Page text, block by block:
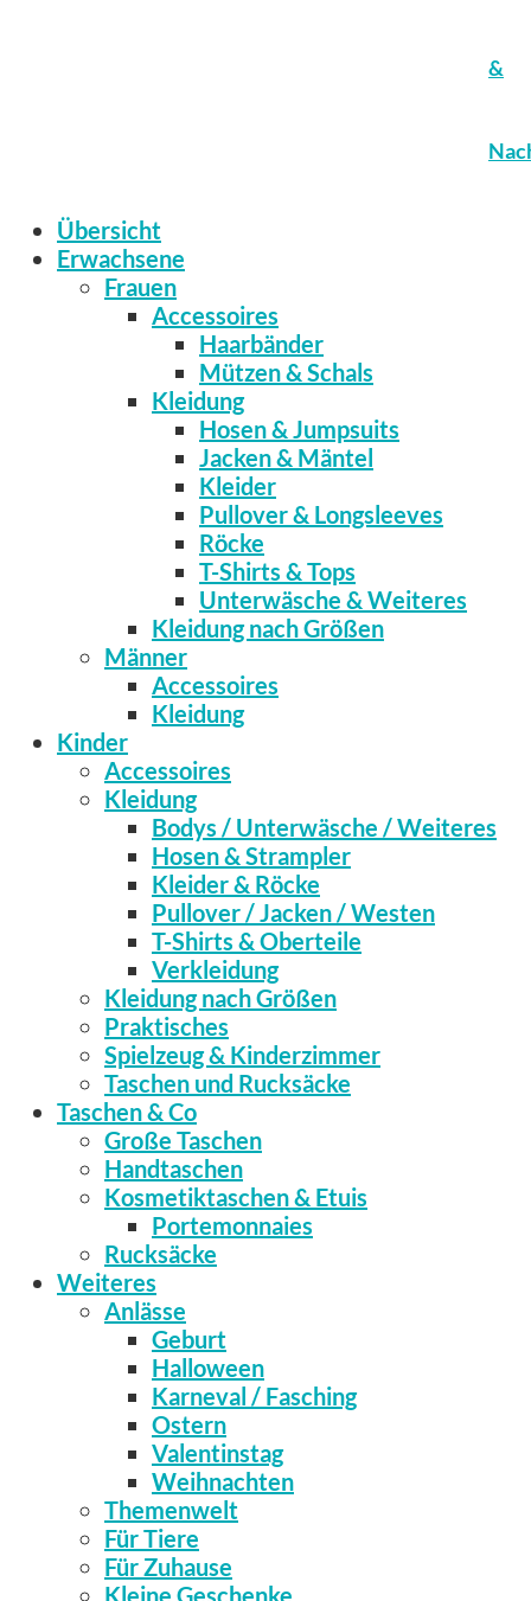
&
Übersicht
Erwachsene
Frauen
Accessoires
Haarbänder
Mützen & Schals
Kleidung
Hosen & Jumpsuits
Jacken & Mäntel
Kleider
Pullover & Longsleeves
Röcke
T-Shirts & Tops
Unterwäsche & Weiteres
Kleidung nach Größen
Männer
Accessoires
Kleidung
Kinder
Accessoires
Kleidung
Bodys / Unterwäsche / Weiteres
Hosen & Strampler
Kleider & Röcke
Pullover / Jacken / Westen
T-Shirts & Oberteile
Verkleidung
Kleidung nach Größen
Praktisches
Spielzeug & Kinderzimmer
Taschen und Rucksäcke
Taschen & Co
Große Taschen
Handtaschen
Kosmetiktaschen & Etuis
Portemonnaies
Rucksäcke
Weiteres
Anlässe
Geburt
Halloween
Karneval / Fasching
Ostern
Valentinstag
Weihnachten
Themenwelt
Für Tiere
Für Zuhause
Kleine Geschenke